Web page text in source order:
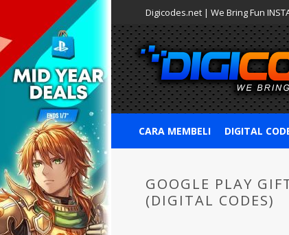
Digicodes.net | We Bring Fun
CARA MEMBELI DIGITAL
GOOGLE PLAY
(DIGITAL CODES)